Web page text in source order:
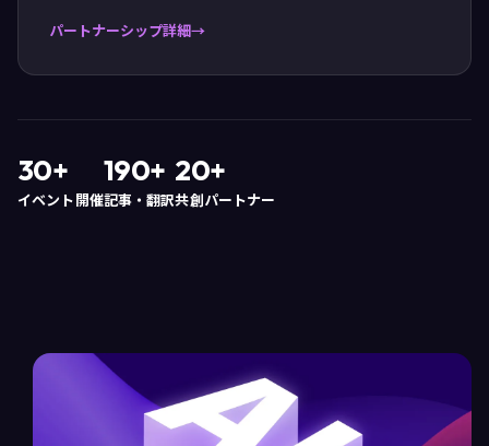
パートナーシップ詳細
30+
イベント開催
190+
記事・翻訳
20+
共創パートナー